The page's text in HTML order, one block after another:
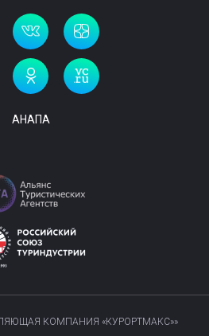
АНАПА
КОМПАНИЯ «КУРОРТМАКС»»